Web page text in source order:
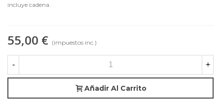
incluye cadena.
55,00 € (impuestos inc.)
- +
Añadir Al Carrito